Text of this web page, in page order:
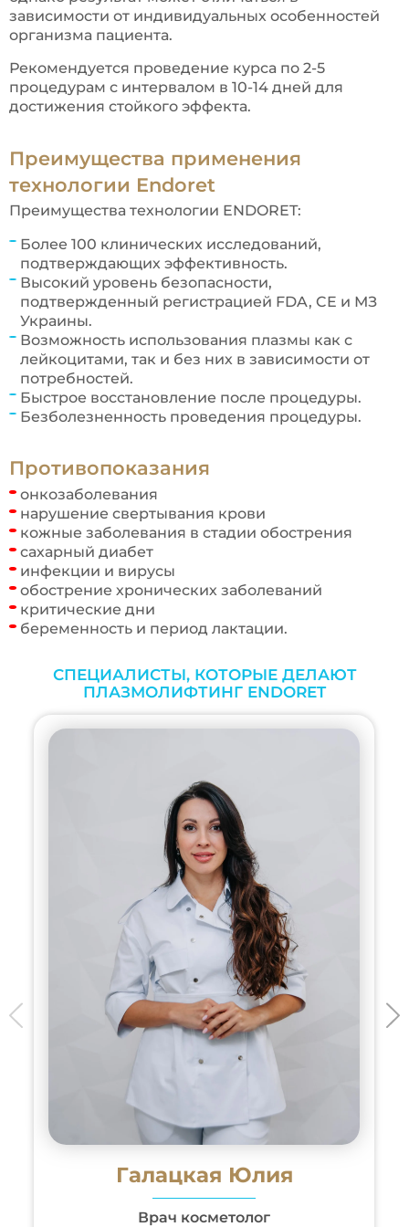
зависимости от индивидуальных особенностей
организма пациента.
Рекомендуется проведение курса по 2-5
процедурам с интервалом в 10-14 дней для
достижения стойкого эффекта.
Преимущества применения
технологии Endoret
Преимущества технологии ENDORET:
Более 100 клинических исследований,
подтверждающих эффективность.
Высокий уровень безопасности,
подтвержденный регистрацией FDA, CE и МЗ
Украины.
Возможность использования плазмы как с
лейкоцитами, так и без них в зависимости от
потребностей.
Быстрое восстановление после процедуры.
Безболезненность проведения процедуры.
Противопоказания
онкозаболевания
нарушение свертывания крови
кожные заболевания в стадии обострения
сахарный диабет
инфекции и вирусы
обострение хронических заболеваний
критические дни
беременность и период лактации.
СПЕЦИАЛИСТЫ, КОТОРЫЕ ДЕЛАЮТ
ПЛАЗМОЛИФТИНГ ENDORET
Галацкая Юлия
Врач косметолог